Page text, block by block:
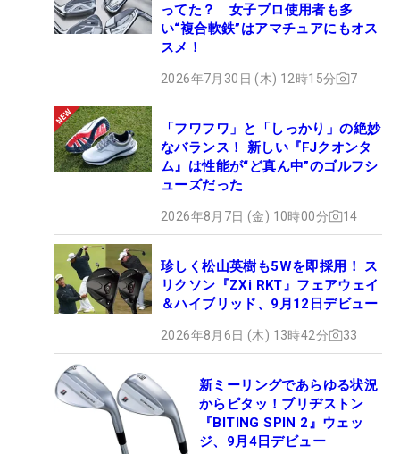
ってた？ 女子プロ使用者も多
い“複合軟鉄”はアマチュアにもオス
スメ！
2026年7月30日 (木) 12時15分 7
「フワフワ」と「しっかり」の絶妙
なバランス！ 新しい『FJクオンタ
ム』は性能が“ど真ん中”のゴルフシ
ューズだった
2026年8月7日 (金) 10時00分 14
珍しく松山英樹も5Wを即採用！ ス
リクソン『ZXi RKT』フェアウェイ
＆ハイブリッド、9月12日デビュー
2026年8月6日 (木) 13時42分 33
新ミーリングであらゆる状況
からピタッ！ブリヂストン
『BITING SPIN 2』ウェッ
ジ、9月4日デビュー